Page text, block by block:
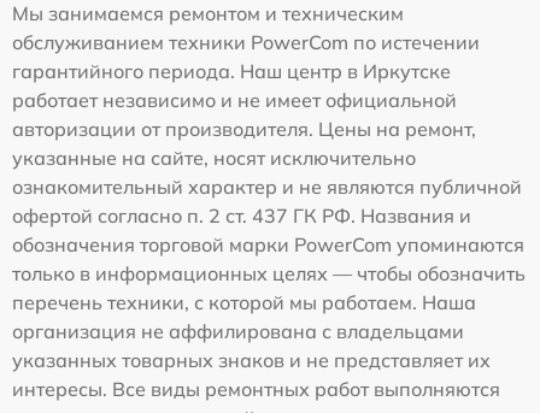
Мы занимаемся ремонтом и техническим
обслуживанием техники PowerCom по истечении
гарантийного периода. Наш центр в Иркутске
работает независимо и не имеет официальной
авторизации от производителя. Цены на ремонт,
указанные на сайте, носят исключительно
ознакомительный характер и не являются публичной
офертой согласно п. 2 ст. 437 ГК РФ. Названия и
обозначения торговой марки PowerCom упоминаются
только в информационных целях — чтобы обозначить
перечень техники, с которой мы работаем. Наша
организация не аффилирована с владельцами
указанных товарных знаков и не представляет их
интересы. Все виды ремонтных работ выполняются